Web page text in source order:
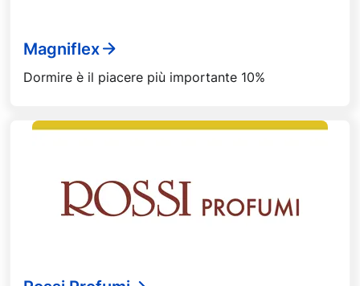
Magniflex
Dormire è il piacere più importante 10%